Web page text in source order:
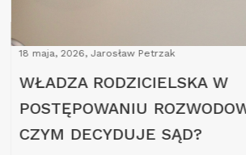
18 maja, 2026, Jarosław Petrzak
WŁADZA RODZICIELSKA W
POSTĘPOWANIU
CZYM DECYDUJE SĄD?